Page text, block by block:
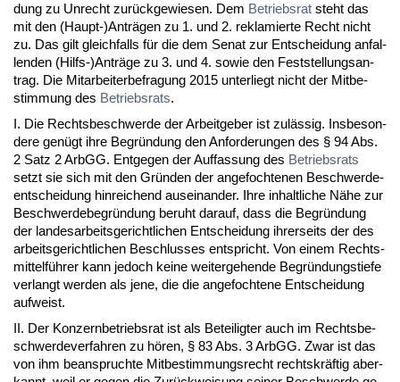
dung zu Un­recht zurück­ge­wie­sen. Dem Be­triebs­rat steht das
mit den (Haupt-)Anträgen zu 1. und 2. re­kla­mier­te Recht nicht
zu. Das gilt gleich­falls für die dem Se­nat zur Ent­schei­dung an­fal­
len­den (Hilfs-)Anträge zu 3. und 4. so­wie den Fest­stel­lungs­an­
trag. Die Mit­ar­bei­ter­be­fra­gung 2015 un­ter­liegt nicht der Mit­be­
stim­mung des Be­triebs­rats.
I. Die Rechts­be­schwer­de der Ar­beit­ge­ber ist zulässig. Ins­be­son­
de­re genügt ih­re Be­gründung den An­for­de­run­gen des § 94 Abs.
2 Satz 2 ArbGG. Ent­ge­gen der Auf­fas­sung des Be­triebs­rats
setzt sie sich mit den Gründen der an­ge­foch­te­nen Be­schwer­de­
ent­schei­dung hin­rei­chend aus­ein­an­der. Ih­re in­halt­li­che Nähe zur
Be­schwer­de­be­gründung be­ruht dar­auf, dass die Be­gründung
der lan­des­ar­beits­ge­richt­li­chen Ent­schei­dung ih­rer­seits der des
ar­beits­ge­richt­li­chen Be­schlus­ses ent­spricht. Von ei­nem Rechts­
mitt­elführer kann je­doch kei­ne wei­ter­ge­hen­de Be­gründungs­tie­fe
ver­langt wer­den als je­ne, die die an­ge­foch­te­ne Ent­schei­dung
auf­weist.
II. Der Kon­zern­be­triebs­rat ist als Be­tei­lig­ter auch im Rechts­be­
schwer­de­ver­fah­ren zu hören, § 83 Abs. 3 ArbGG. Zwar ist das
von ihm be­an­spruch­te Mit­be­stim­mungs­recht rechts­kräftig ab­er­